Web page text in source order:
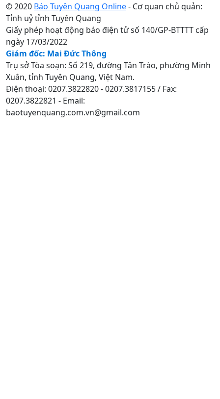
© 2020 Báo Tuyên Quang Online- Cơ quan chủ quản:
Tỉnh uỷ tỉnh Tuyên Quang
Giấy phép hoạt động báo điện tử số 140/GP-BTTTT cấp
ngày 17/03/2022
Giám đốc: Mai Đức Thông
Trụ sở Tòa soạn: Số 219, đường Tân Trào, phường Minh
Xuân, tỉnh Tuyên Quang, Việt Nam.
Điện thoại: 0207.3822820 - 0207.3817155 / Fax:
0207.3822821 - Email:
baotuyenquang.com.vn@gmail.com